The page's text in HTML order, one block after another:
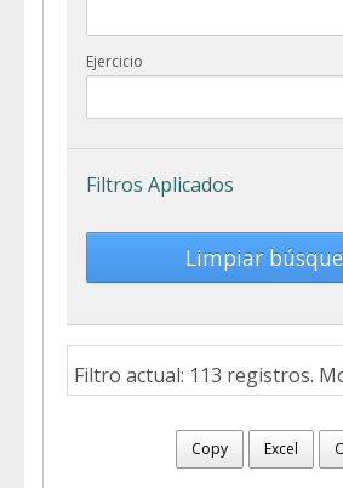
Ejercicio
Filtros Aplicados
Limpiar
Filtro actual: 113 registros.
Copy Excel